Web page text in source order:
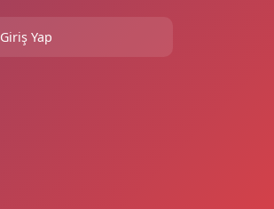
Giriş Yap